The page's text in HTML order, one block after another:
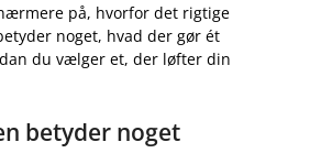
på, hvorfor det rigtige
noget, hvad der gør ét
du vælger et, der løfter din
betyder noget